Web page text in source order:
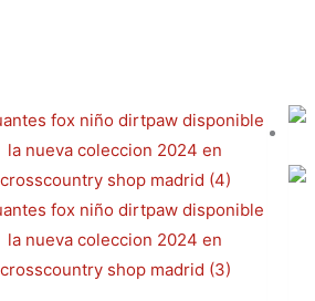
Este
múltiples